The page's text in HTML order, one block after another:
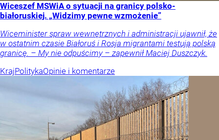
Wiceszef MSWiA o sytuacji na granicy polsko-
białoruskiej. „Widzimy pewne wzmożenie”
Wiceminister spraw wewnętrznych i administracji ujawnił, że
w ostatnim czasie Białoruś i Rosja migrantami testują polską
granicę. – My nie odpuścimy – zapewnił Maciej Duszczyk.
KrajPolitykaOpinie i komentarze